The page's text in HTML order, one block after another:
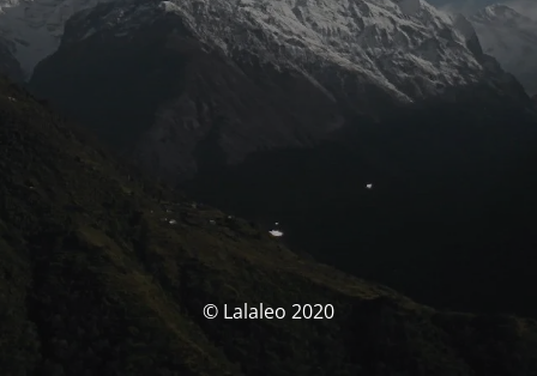
© Lalaleo 2020